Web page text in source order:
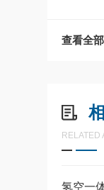
查看全
RELATED